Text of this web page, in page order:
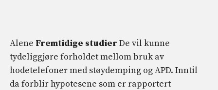
Alene Fremtidige studier De vil kunne
tydeliggjøre forholdet mellom bruk av
hodetelefoner med støydemping og APD. Inntil
da forblir hypotesene som er rapportert